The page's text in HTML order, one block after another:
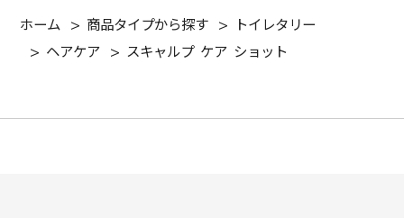
ホーム > 商品タイプから探す >
トイレタリー
> ヘアケア > スキャルプ ケア ショット